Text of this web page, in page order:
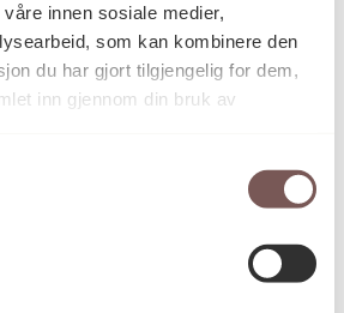
innen sosiale medier,
som kan kombinere den
du har gjort tilgjengelig for dem,
inn gjennom din bruk av